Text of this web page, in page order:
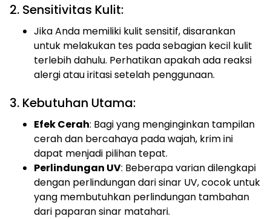
2. Sensitivitas Kulit:
Jika Anda memiliki kulit sensitif, disarankan
untuk melakukan tes pada sebagian kecil kulit
terlebih dahulu. Perhatikan apakah ada reaksi
alergi atau iritasi setelah penggunaan.
3. Kebutuhan Utama:
Efek Cerah: Bagi yang menginginkan tampilan
cerah dan bercahaya pada wajah, krim ini
dapat menjadi pilihan tepat.
Perlindungan UV: Beberapa varian dilengkapi
dengan perlindungan dari sinar UV, cocok untuk
yang membutuhkan perlindungan tambahan
dari paparan sinar matahari.